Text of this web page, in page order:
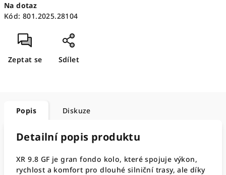
cena:
Na dotaz
Kód: 801.2025.28104
Zeptat se Sdílet
Popis Diskuze
Detailní popis produktu
XR 9.8 GF je gran fondo kolo, které spojuje výkon,
rychlost a komfort pro dlouhé silniční trasy, ale díky